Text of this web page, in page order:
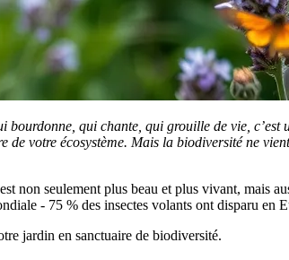
qui chante, qui grouille de vie,
votre écosystème. Mais la biodiversité ne
non seulement plus beau et plus vivant, mais
- 75 % des insectes volants ont disparu en
jardin en sanctuaire de biodiversité.